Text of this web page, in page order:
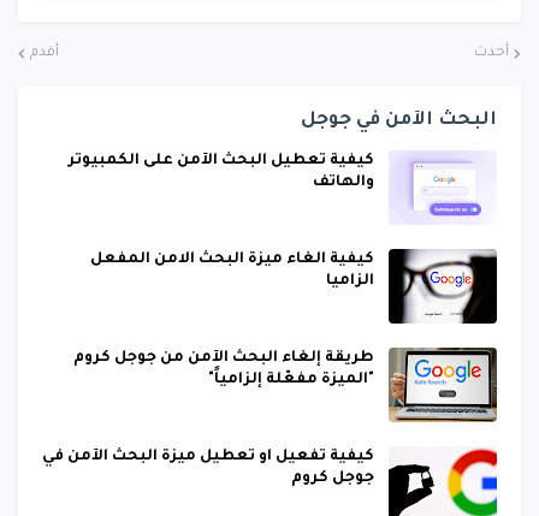
أحدث أقدم
البحث الآمن في جوجل
كيفية تعطيل البحث الآمن على الكمبيوتر
والهاتف
كيفية الغاء ميزة البحث الامن المفعل
الزاميا
طريقة إلغاء البحث الآمن من جوجل كروم
"الميزة مفعّلة إلزامياً"
كيفية تفعيل او تعطيل ميزة البحث الآمن في
جوجل كروم